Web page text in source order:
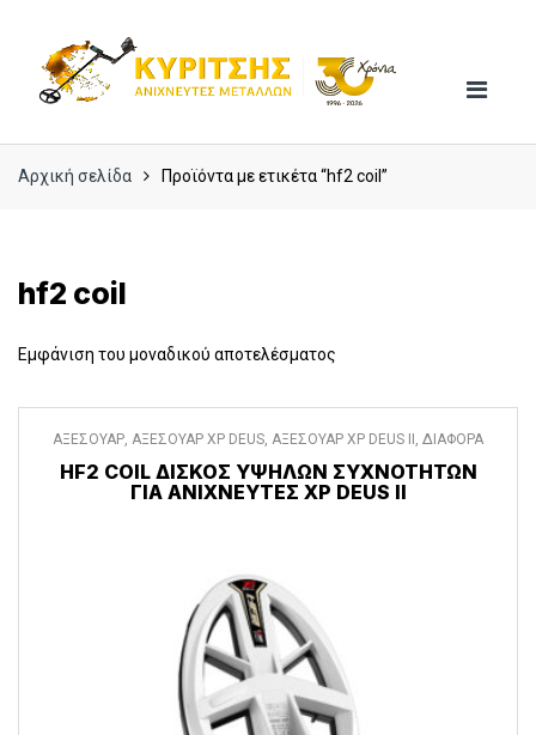
navigation
content
Αρχική σελίδα Προϊόντα με ετικέτα “hf2 coil”
hf2 coil
Εμφάνιση του μοναδικού αποτελέσματος
ΑΞΕΣΟΥΑΡ, ΑΞΕΣΟΥΑΡ XP DEUS, ΑΞΕΣΟΥΑΡ XP DEUS II , ΔΙΑΦΟΡΑ
HF2 COIL ΔΊΣΚΟΣ ΥΨΗΛΏΝ ΣΥΧΝΟΤΉΤΩΝ
ΓΙΑ ΑΝΙΧΝΕΥΤΈΣ XP DEUS II